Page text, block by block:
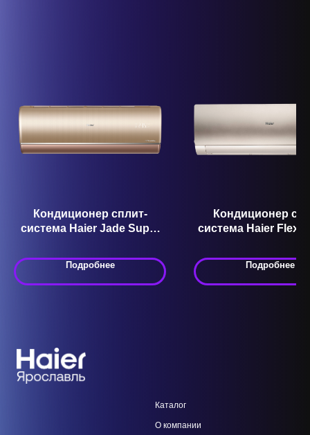
Кондиционер сплит-
система Haier Jade Super
Подробнее
Кондиционер
система Haier
Подробнее
Каталог
О компании